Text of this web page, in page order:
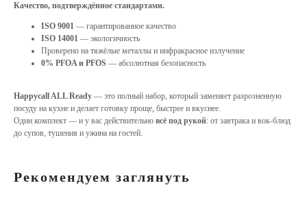
Качество, подтверждённое стандартами.
ISO 9001 — гарантированное качество
ISO 14001 — экологичность
Проверено на тяжёлые металлы и инфракрасное излучение
0% PFOA и PFOS — абсолютная безопасность
Happycall ALL Ready — это полный набор, который заменяет разрозненную
посуду на кухне и делает готовку проще, быстрее и вкуснее.
Один комплект — и у вас действительно всё под рукой: от завтрака и вок-блюд
до супов, тушения и ужина на гостей.
Рекомендуем заглянуть